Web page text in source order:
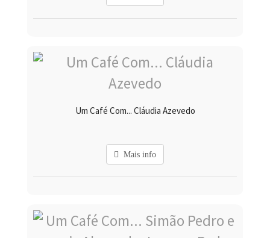
Um Café Com... Cláudia Azevedo
Mais info